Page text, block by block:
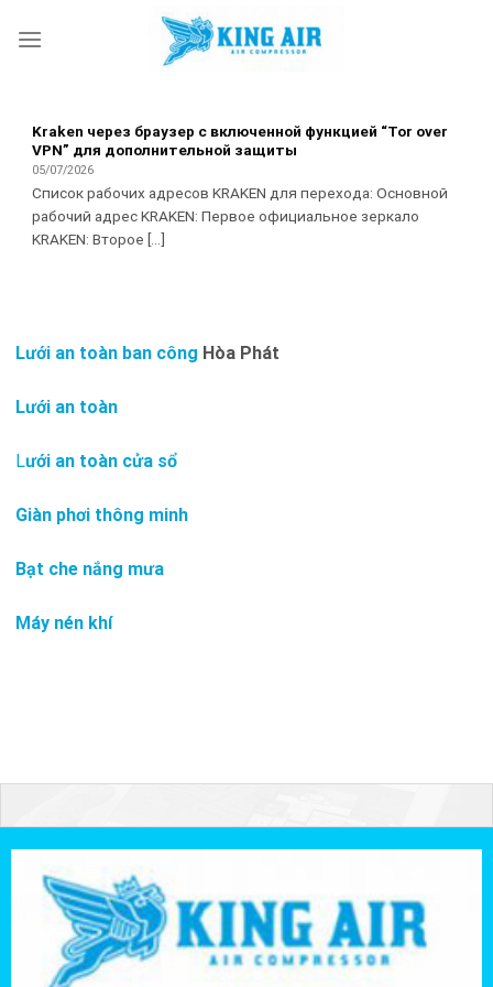
Kraken через браузер с включенной функцией “Tor over
VPN” для дополнительной защиты
05/07/2026
Список рабочих адресов KRAKEN для перехода: Основной
рабочий адрес KRAKEN: Первое официальное зеркало
KRAKEN: Второе [...]
Lưới an toàn ban công Hòa Phát
Lưới an toàn
Lưới an toàn cửa sổ
Giàn phơi thông minh
Bạt che nắng mưa
Máy nén khí